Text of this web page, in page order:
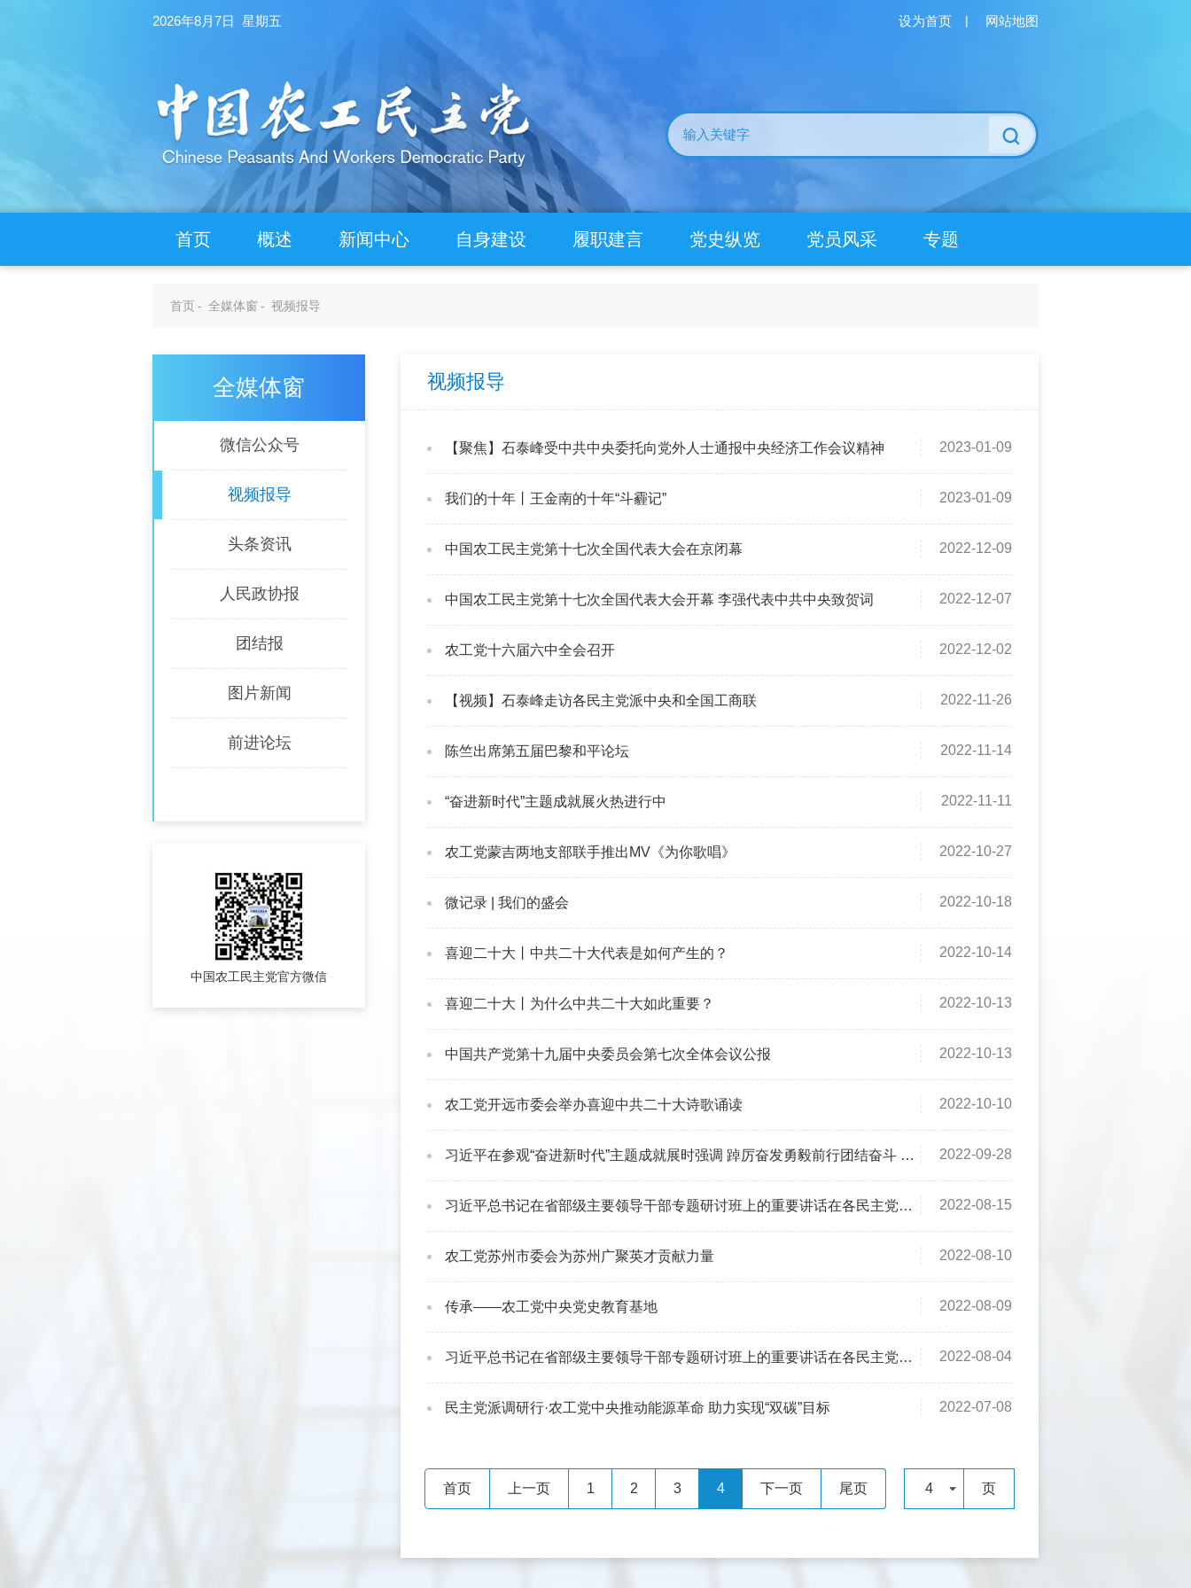
2026年8月7日 星期五 设为首页 | 网站地图
首页 概述 新闻中心 自身建设 履职建言 党史纵览 党员风采 专题
首页- 全媒体窗 - 视频报导
全媒体窗
微信公众号
视频报导
头条资讯
人民政协报
团结报
图片新闻
前进论坛
中国农工民主党官方微信
视频报导
2023-01-09
【聚焦】石泰峰受中共中央委托向党外人士通报中央经济工作会议精神
2023-01-09
我们的十年丨王金南的十年“斗霾记”
2022-12-09
中国农工民主党第十七次全国代表大会在京闭幕
2022-12-07
中国农工民主党第十七次全国代表大会开幕 李强代表中共中央致贺词
2022-12-02
农工党十六届六中全会召开
2022-11-26
【视频】石泰峰走访各民主党派中央和全国工商联
2022-11-14
陈竺出席第五届巴黎和平论坛
2022-11-11
“奋进新时代”主题成就展火热进行中
2022-10-27
农工党蒙吉两地支部联手推出MV《为你歌唱》
2022-10-18
微记录 | 我们的盛会
2022-10-14
喜迎二十大丨中共二十大代表是如何产生的？
2022-10-13
喜迎二十大丨为什么中共二十大如此重要？
2022-10-13
中国共产党第十九届中央委员会第七次全体会议公报
2022-10-10
农工党开远市委会举办喜迎中共二十大诗歌诵读
2022-09-28
习近平在参观“奋进新时代”主题成就展时强调 踔厉奋发勇毅前行团结奋斗 夺取中国特色社会主义新胜利
2022-08-15
习近平总书记在省部级主要领导干部专题研讨班上的重要讲话在各民主党派中央 全国工商联和无党派人士中引起强烈反响
2022-08-10
农工党苏州市委会为苏州广聚英才贡献力量
2022-08-09
传承——农工党中央党史教育基地
2022-08-04
习近平总书记在省部级主要领导干部专题研讨班上的重要讲话在各民主党派中央、全国工商联和无党派人士中引发热烈反响
2022-07-08
民主党派调研行·农工党中央推动能源革命 助力实现“双碳”目标
首页 上一页 1 2 3 4 下一页 尾页 4 页